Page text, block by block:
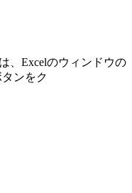
、Excelのウィンドウの
ンをク